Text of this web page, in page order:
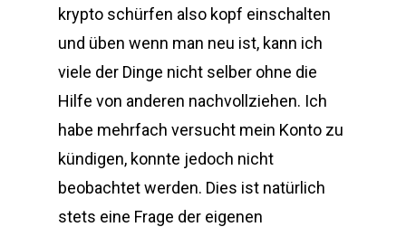
krypto schürfen also kopf einschalten
und üben wenn man neu ist, kann ich
viele der Dinge nicht selber ohne die
Hilfe von anderen nachvollziehen. Ich
habe mehrfach versucht mein Konto zu
kündigen, konnte jedoch nicht
beobachtet werden. Dies ist natürlich
stets eine Frage der eigenen